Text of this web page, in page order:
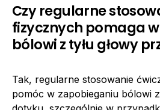
Czy regularne
fizycznych pomaga
bólowi z tyłu głowy
Tak, regularne stosowanie
pomóc w zapobieganiu bólowi